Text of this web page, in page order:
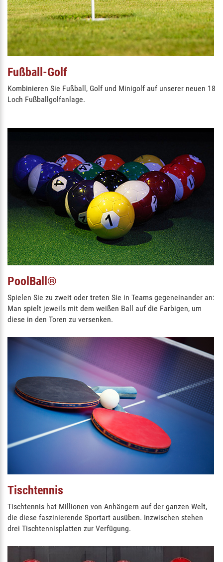
Fußball-Golf
Kombinieren Sie Fußball, Golf und Minigolf auf unserer neuen 18
Loch Fußballgolfanlage.
PoolBall®
Spielen Sie zu zweit oder treten Sie in Teams gegeneinander an:
Man spielt jeweils mit dem weißen Ball auf die Farbigen, um
diese in den Toren zu versenken.
Tischtennis
Tischtennis hat Millionen von Anhängern auf der ganzen Welt,
die diese faszinierende Sportart ausüben. Inzwischen stehen
drei Tischtennisplatten zur Verfügung.